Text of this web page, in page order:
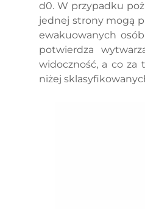
d0. W przypadku
jednej strony mogą
ewakuowanych
potwierdza
widoczność, a co
niżej